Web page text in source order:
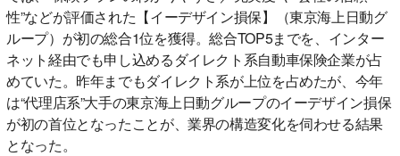
性”などが評価された【イーデザイン損保】（東京海上日動グ
ループ）が初の総合1位を獲得。総合TOP5までを、インター
ネット経由でも申し込めるダイレクト系自動車保険企業が占
めていた。昨年までもダイレクト系が上位を占めたが、今年
は“代理店系”大手の東京海上日動グループのイーデザイン損保
が初の首位となったことが、業界の構造変化を伺わせる結果
となった。